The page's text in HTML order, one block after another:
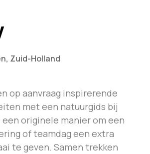
, Zuid-Holland
op aanvraag inspirerende
met een natuurgids bij
een originele manier om een
of teamdag een extra
te geven. Samen trekken